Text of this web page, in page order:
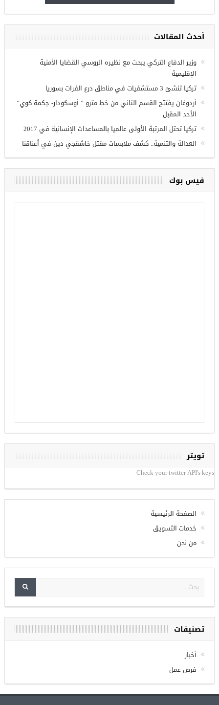
في
أحدث المقالات
وزير الدفاع التركي يبحث مع نظيره الروسي القضايا الأمنية
الإقليمية
تركيا تنشئ 3 مستشفيات في مناطق درع الفرات بسوريا
أردوغان يفتتح القسم الثاني من خط مترو ” أوسكودار- جكمة كوي”
الأحد المقبل
تركيا تحتل المرتبة الأولى عالميا بالمساعدات الإنسانية في 2017
العدالة والتنمية.. كشف ملابسات مقتل خاشقجي دين في أعناقنا
فيس بوك
تويتر
Check your twitter API's keys
الصفحة الرئيسية
خدمات التسويق
من نحن
تصنيفات
أخبار
فرص عمل